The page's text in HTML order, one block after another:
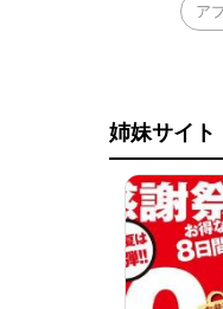
ア
姉妹サイト